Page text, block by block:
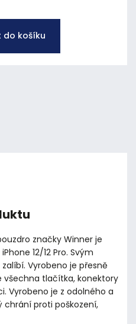
do košíku
značky Winner je
12/12 Pro. Svým
Vyrobeno je přesně
tlačítka, konektory
Vyrobeno je z odolného a
proti poškození,